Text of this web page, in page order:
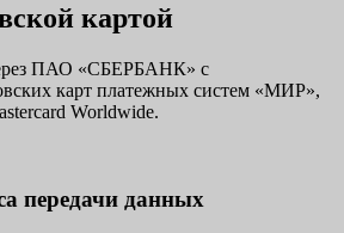
картой
ПАО «СБЕРБАНК» с
карт платежных систем «МИР»,
Worldwide.
передачи данных